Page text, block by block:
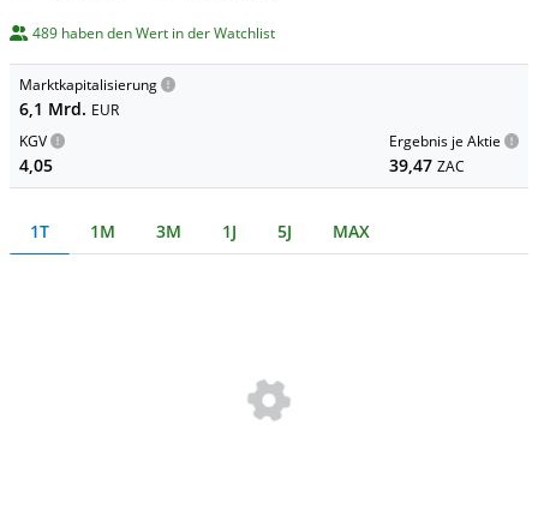
489 haben den Wert in der Watchlist
Marktkapitalisierung
6,1 Mrd. EUR
KGV
4,05
Ergebnis je Aktie
39,47 ZAC
1T 1M 3M 1J 5J MAX